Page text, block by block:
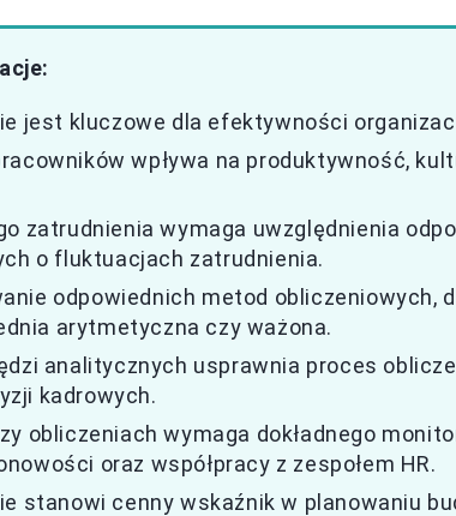
jest kluczowe dla efektywności
wpływa na produktywność,
zatrudnienia wymaga uwzględnienia
o fluktuacjach zatrudnienia.
odpowiednich metod obliczeniowych,
arytmetyczna czy ważona.
analitycznych usprawnia proces
kadrowych.
obliczeniach wymaga dokładnego
oraz współpracy z zespołem HR.
stanowi cenny wskaźnik w planowaniu